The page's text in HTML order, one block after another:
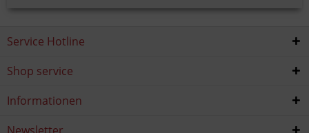
Service Hotline
Shop service
Informationen